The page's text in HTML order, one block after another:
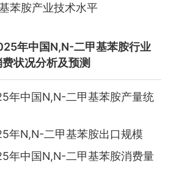
苯胺产业技术水平
年中国N,N-二甲基苯胺行业
状况分析及预测
年中国N,N-二甲基苯胺产量统
年N,N-二甲基苯胺出口规模
年中国N,N-二甲基苯胺消费量